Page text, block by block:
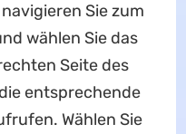
Sie zum
wählen Sie das
Seite des
entsprechende
Wählen Sie